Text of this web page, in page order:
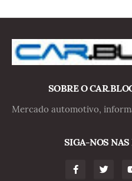
SOBRE O
Mercado automotivo,
SIGA-NOS NAS